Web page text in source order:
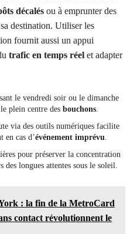
décalés ou à emprunter des
destination. Utiliser les
fournit aussi un appui
trafic en temps réel et adapter
le vendredi soir ou le dimanche
plein centre des bouchons.
via des outils numériques facilite
en cas d’événement imprévu.
pour préserver la concentration
longues attentes sous le soleil.
: la fin de la MetroCard
contact révolutionnent le